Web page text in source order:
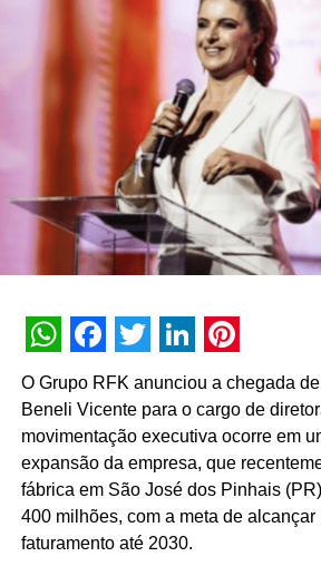
Brasil, Heads Propaganda,
Wiper Agency, além de canais de TV
TÓPICOS RELACIONADOS: DESTAQUE
Paulo Drago é o novo CEO do
Supermercados
NÃO PERCA
Tahiana D’Egmont é a nova
WhatsApp
Facebook
Twitter
LinkedIn
O Grupo RFK anunciou a chegada
Beneli Vicente para o cargo de
movimentação executiva ocorre em
expansão da empresa, que
fábrica em São José dos Pinhais
400 milhões, com a meta de
faturamento até 2030.